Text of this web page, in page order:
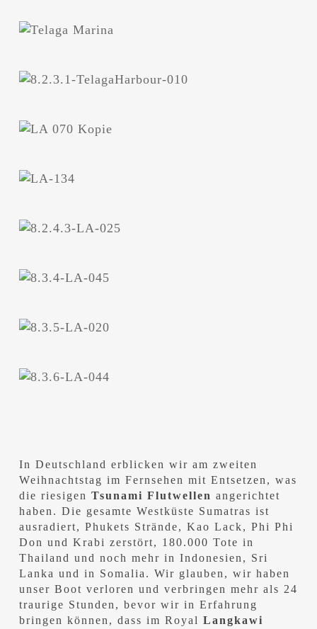
In Deutschland erblicken wir am zweiten
Weihnachtstag im Fernsehen mit Entsetzen, was
die riesigen Tsunami Flutwellen angerichtet
haben. Die gesamte Westküste Sumatras ist
ausradiert, Phukets Strände, Kao Lack, Phi Phi
Don und Krabi zerstört, 180.000 Tote in
Thailand und noch mehr in Indonesien, Sri
Lanka und in Somalia. Wir glauben, wir haben
unser Boot verloren und verbringen mehr als 24
traurige Stunden, bevor wir in Erfahrung
bringen können, dass im Royal Langkawi